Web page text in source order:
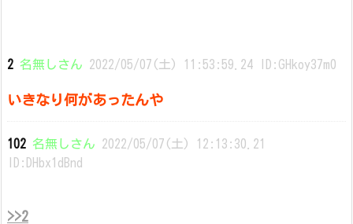
2 名無しさん 2022/05/07(土) 11:53:59.24 ID:GHkoy37m0
いきなり何があったんや
102 名無しさん 2022/05/07(土) 12:13:30.21
ID:DHbx1dBnd
>>2